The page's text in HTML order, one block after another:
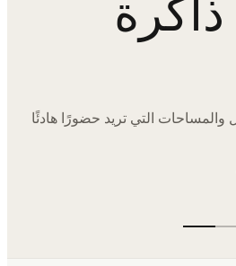
للمنازل والمساحات التي تريد حضورًا هادئًا